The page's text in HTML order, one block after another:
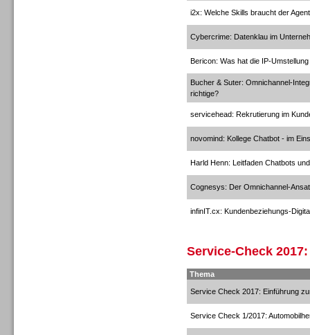
i2x: Welche Skills braucht der
Cybercrime: Datenklau im
Bericon: Was hat die IP-
Bucher & Suter: Omnichannel-
richtige?
servicehead: Rekrutierung im
novomind: Kollege Chatbot - im
Harld Henn: Leitfaden Chatbots
Cognesys: Der Omnichannel-
infinIT.cx: Kundenbeziehungs-
Service-Check
Thema
Service Check 2017: Einführung
Service Check 1/2017: